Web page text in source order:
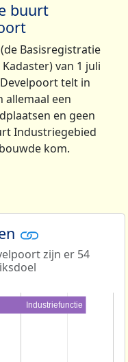
buurt
Basisregistratie
van 1 juli
telt in
allemaal een
en geen
Industriegebied
kom.
zijn er 54
Industriefunctie